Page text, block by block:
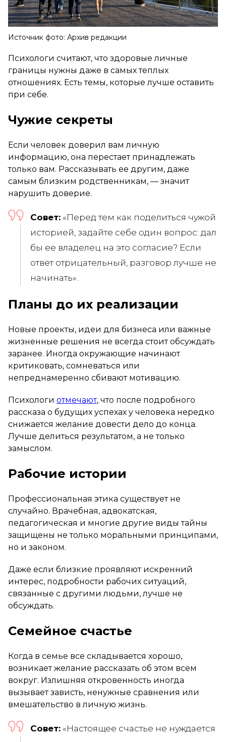
Источник фото: Архив редакции
Психологи считают, что здоровые личные
границы нужны даже в самых теплых
отношениях. Есть темы, которые лучше оставить
при себе.
Чужие секреты
Если человек доверил вам личную
информацию, она перестает принадлежать
только вам. Рассказывать ее другим, даже
самым близким родственникам, — значит
нарушить доверие.
Совет: «Перед тем как поделиться чужой
историей, задайте себе один вопрос: дал
бы ее владелец на это согласие? Если
ответ отрицательный, разговор лучше не
начинать».
Планы до их реализации
Новые проекты, идеи для бизнеса или важные
жизненные решения не всегда стоит обсуждать
заранее. Иногда окружающие начинают
критиковать, сомневаться или
непреднамеренно сбивают мотивацию.
Психологи отмечают, что после подробного
рассказа о будущих успехах у человека нередко
снижается желание довести дело до конца.
Лучше делиться результатом, а не только
замыслом.
Рабочие истории
Профессиональная этика существует не
случайно. Врачебная, адвокатская,
педагогическая и многие другие виды тайны
защищены не только моральными принципами,
но и законом.
Даже если близкие проявляют искренний
интерес, подробности рабочих ситуаций,
связанные с другими людьми, лучше не
обсуждать.
Семейное счастье
Когда в семье все складывается хорошо,
возникает желание рассказать об этом всем
вокруг. Излишняя откровенность иногда
вызывает зависть, ненужные сравнения или
вмешательство в личную жизнь.
Совет: «Настоящее счастье не нуждается